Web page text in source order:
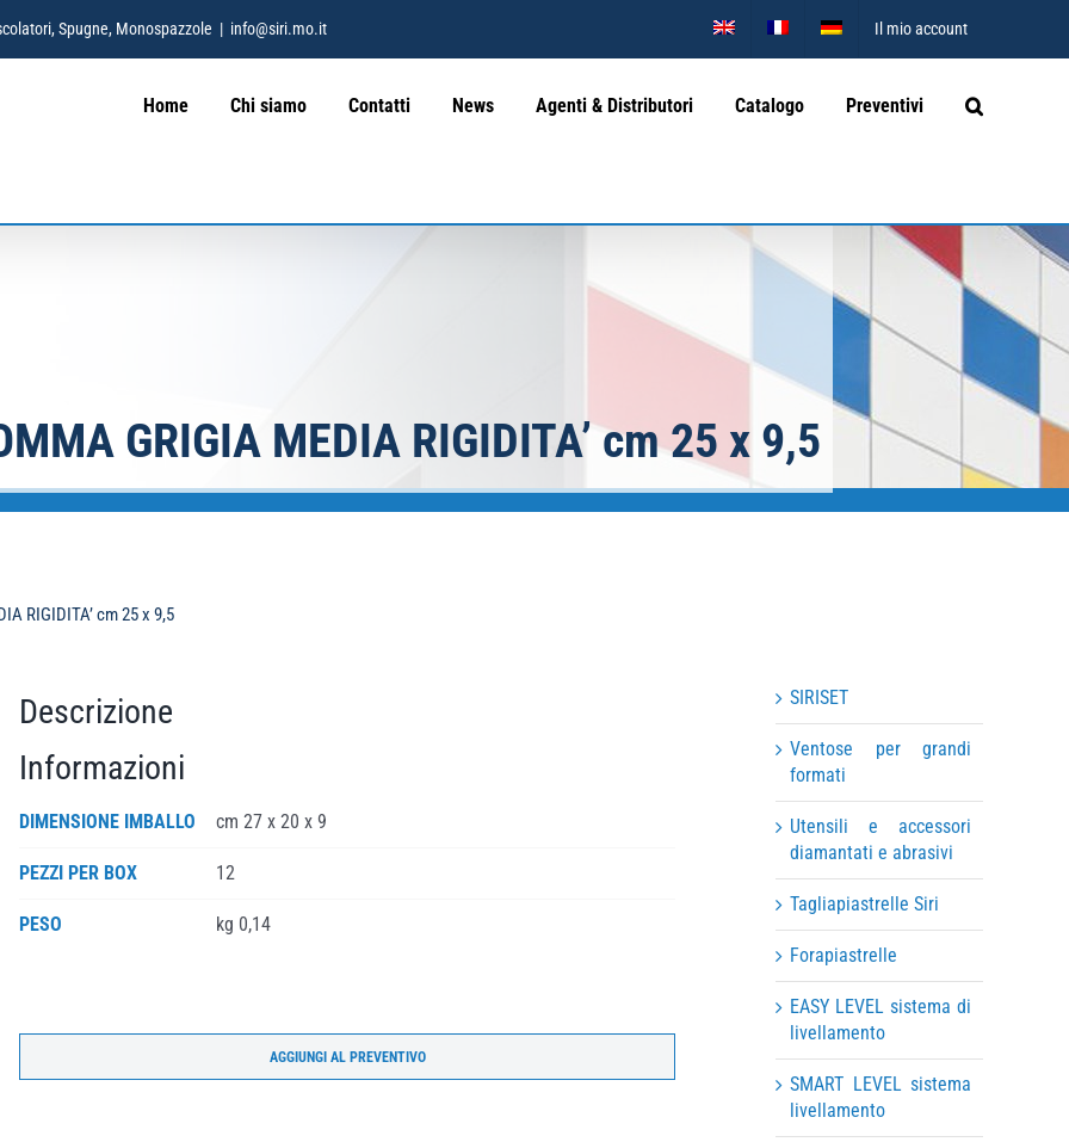
Spugne, Monospazzole | info@siri.mo.it Il mio account
Home Chi siamo Contatti News Agenti & Distributori Catalogo Preventivi
GRIGIA MEDIA RIGIDITA’ cm 25 x 9,5
RIGIDITA’ cm 25 x 9,5
Descrizione
Informazioni
DIMENSIONE IMBALLO cm 27 x 20 x 9
PEZZI PER BOX 12
PESO kg 0,14
AGGIUNGI AL PREVENTIVO
SIRISET
Ventose per grandi
formati
Utensili e accessori
diamantati e abrasivi
Tagliapiastrelle Siri
Forapiastrelle
EASY LEVEL sistema di
livellamento
SMART LEVEL sistema
livellamento